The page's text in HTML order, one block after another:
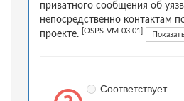
приватного сообщения об
непосредственно контактам
проекте.
[OSPS-VM-03.01]
Соответствует